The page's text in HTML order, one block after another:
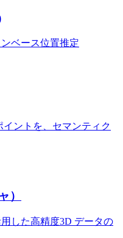
ベース位置推定
ントを、セマンティク
）
した高精度3D データの